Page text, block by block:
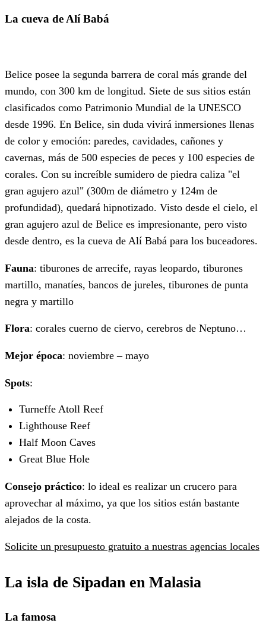
La cueva de Alí Babá
Belice posee la segunda barrera de coral más grande del
mundo, con 300 km de longitud. Siete de sus sitios están
clasificados como Patrimonio Mundial de la UNESCO
desde 1996. En Belice, sin duda vivirá inmersiones llenas
de color y emoción: paredes, cavidades, cañones y
cavernas, más de 500 especies de peces y 100 especies de
corales. Con su increíble sumidero de piedra caliza "el
gran agujero azul" (300m de diámetro y 124m de
profundidad), quedará hipnotizado. Visto desde el cielo, el
gran agujero azul de Belice es impresionante, pero visto
desde dentro, es la cueva de Alí Babá para los buceadores.
Fauna: tiburones de arrecife, rayas leopardo, tiburones
martillo, manatíes, bancos de jureles, tiburones de punta
negra y martillo
Flora: corales cuerno de ciervo, cerebros de Neptuno…
Mejor época: noviembre – mayo
Spots:
Turneffe Atoll Reef
Lighthouse Reef
Half Moon Caves
Great Blue Hole
Consejo práctico: lo ideal es realizar un crucero para
aprovechar al máximo, ya que los sitios están bastante
alejados de la costa.
Solicite un presupuesto gratuito a nuestras agencias locales
La isla de Sipadan en Malasia
La famosa